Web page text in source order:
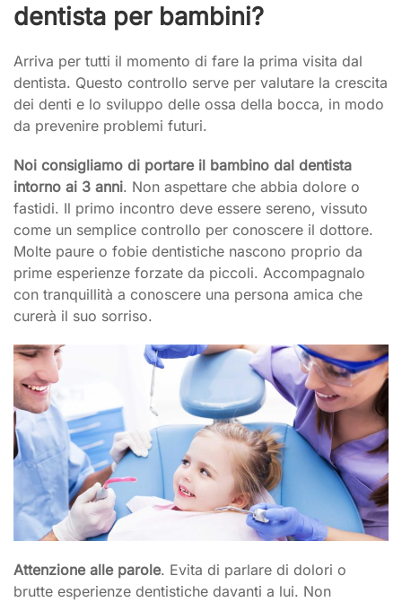
dentista per bambini?
Arriva per tutti il momento di fare la prima visita dal
dentista. Questo controllo serve per valutare la crescita
dei denti e lo sviluppo delle ossa della bocca, in modo
da prevenire problemi futuri.
Noi consigliamo di portare il bambino dal dentista
intorno ai 3 anni. Non aspettare che abbia dolore o
fastidi. Il primo incontro deve essere sereno, vissuto
come un semplice controllo per conoscere il dottore.
Molte paure o fobie dentistiche nascono proprio da
prime esperienze forzate da piccoli. Accompagnalo
con tranquillità a conoscere una persona amica che
curerà il suo sorriso.
Attenzione alle parole. Evita di parlare di dolori o
brutte esperienze dentistiche davanti a lui. Non